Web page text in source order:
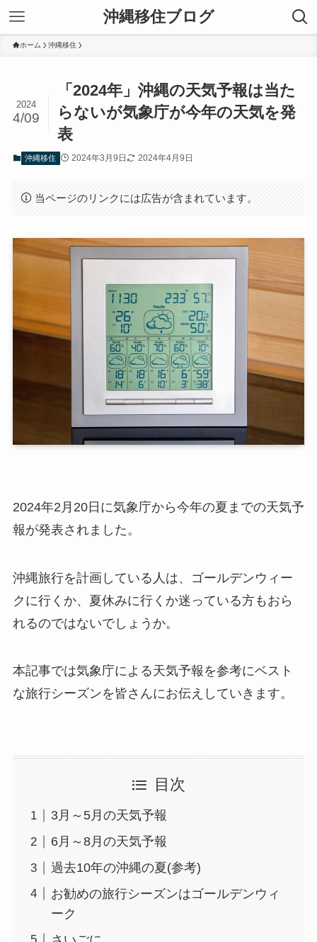
沖縄移住ブログ
ホーム 沖縄移住
「2024年」沖縄の天気予報は当た
らないが気象庁が今年の天気を発
表
2024
4/09
沖縄移住 2024年3月9日 2024年4月9日
当ページのリンクには広告が含まれています。
2024年2月20日に気象庁から今年の夏までの天気予
報が発表されました。
沖縄旅行を計画している人は、ゴールデンウィー
クに行くか、夏休みに行くか迷っている方もおら
れるのではないでしょうか。
本記事では気象庁による天気予報を参考にベスト
な旅行シーズンを皆さんにお伝えしていきます。
目次
3月～5月の天気予報
6月～8月の天気予報
過去10年の沖縄の夏(参考)
お勧めの旅行シーズンはゴールデンウィ
ーク